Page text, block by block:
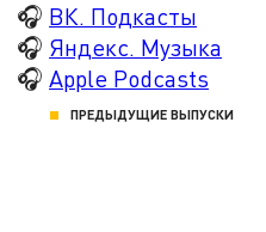
🎧 ВК. Подкасты
🎧 Яндекс. Музыка
🎧 Apple Podcasts
ПРЕДЫДУЩИЕ ВЫПУСКИ